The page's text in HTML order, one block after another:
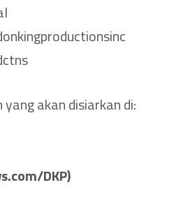
akan disiarkan di:
DKP)